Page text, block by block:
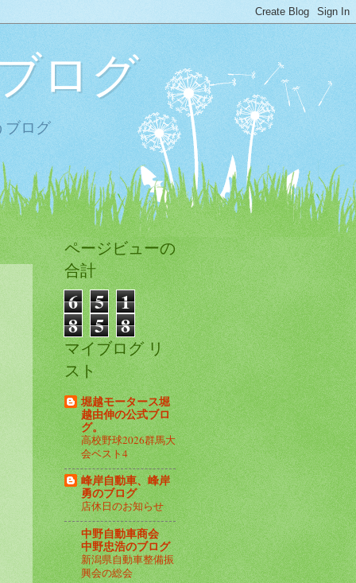
ログ
ブログ
ページビューの
合計
6 5 1
8 5 8
マイブログ リ
スト
堀越モータース堀
越由伸の公式ブロ
グ。
高校野球2026群馬大
会ベスト4
峰岸自動車、峰岸
勇のブログ
店休日のお知らせ
中野自動車商会
中野忠浩のブログ
新潟県自動車整備振
興会の総会